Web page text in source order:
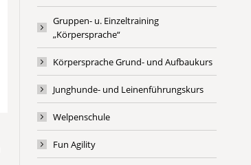
Gruppen- u. Einzeltraining
„Körpersprache“
Körpersprache Grund- und Aufbaukurs
Junghunde- und Leinenführungskurs
Welpenschule
Fun Agility